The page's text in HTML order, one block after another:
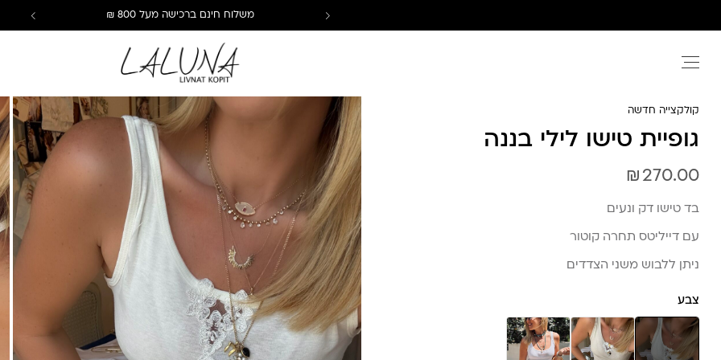
משלוח חינם ברכישה מעל 800 ₪
קולקצייה חדשה
גופיית טישו לילי בננה
₪ 270.00
בד טישו דק ונעים
עם דייליטס תחרה קוטור
ניתן ללבוש משני הצדדים
צבע